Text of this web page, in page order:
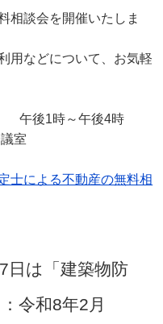
相談会を開催いたしま
用などについて、お気軽
午後1時～午後4時
室
士による不動産の無料相
日は「建築物防
令和8年2月